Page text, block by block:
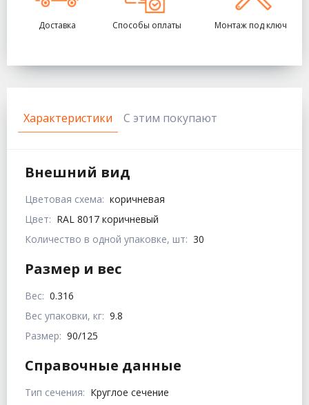
Доставка Способы оплаты Монтаж под ключ
Характеристики С этим покупают
Внешний вид
Цветовая схема: коричневая
Цвет: RAL 8017 коричневый
Количество в одной упаковке, шт: 30
Размер и вес
Вес: 0.316
Вес упаковки, кг: 9.8
Размер: 90/125
Справочные данные
Тип сечения: Круглое сечение